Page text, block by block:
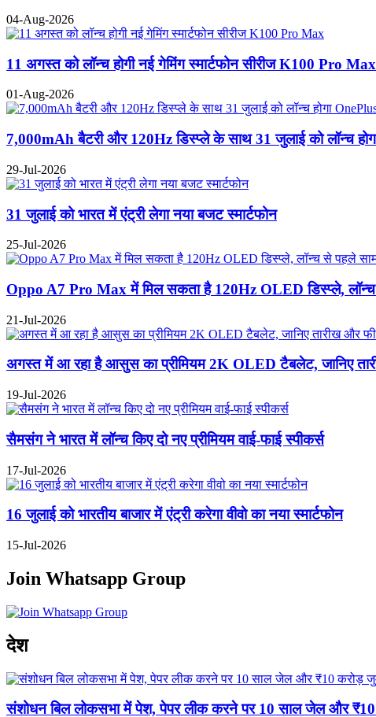
04-Aug-2026
11 अगस्त को लॉन्च होगी नई गेमिंग स्मार्टफोन सीरीज K100 Pro Max
01-Aug-2026
7,000mAh बैटरी और 120Hz डिस्प्ले के साथ 31 जुलाई को लॉन्च
29-Jul-2026
31 जुलाई को भारत में एंट्री लेगा नया बजट स्मार्टफोन
25-Jul-2026
Oppo A7 Pro Max में मिल सकता है 120Hz OLED डिस्प्ले,
21-Jul-2026
अगस्त में आ रहा है आसुस का प्रीमियम 2K OLED टैबलेट, जानिए
19-Jul-2026
सैमसंग ने भारत में लॉन्च किए दो नए प्रीमियम वाई-फाई स्पीकर्स
17-Jul-2026
16 जुलाई को भारतीय बाजार में एंट्री करेगा वीवो का नया स्मार्टफोन
15-Jul-2026
Join Whatsapp Group
देश
संशोधन बिल लोकसभा में पेश, पेपर लीक करने पर 10 साल जेल और ₹10